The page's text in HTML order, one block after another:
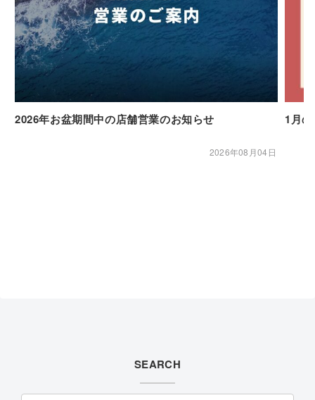
2026年お盆期間中の店舗営業のお知らせ
2026年08月04日
1月
SEARCH